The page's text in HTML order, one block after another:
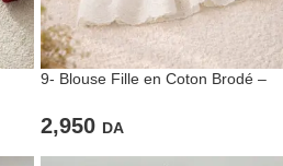
9- Blouse Fille en Coton Brodé –
2,950 DA